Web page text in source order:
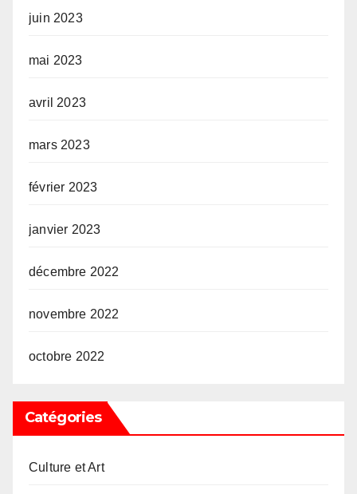
juin 2023
mai 2023
avril 2023
mars 2023
février 2023
janvier 2023
décembre 2022
novembre 2022
octobre 2022
Catégories
Culture et Art